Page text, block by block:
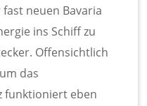
neuen Bavaria
ins Schiff zu
Offensichtlich
das
funktioniert eben